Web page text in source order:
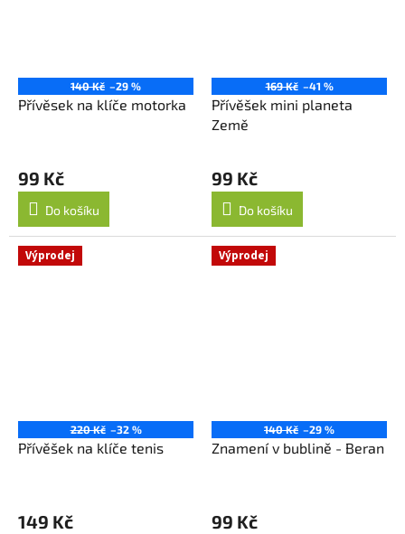
140 Kč –29 %
Přívěsek na klíče motorka
99 Kč
Do košíku
169 Kč –41 %
Přívěšek mini planeta
Země
99 Kč
Do košíku
Výprodej
220 Kč –32 %
Přívěšek na klíče tenis
149 Kč
Výprodej
140 Kč –29 %
Znamení v bublině - Beran
99 Kč